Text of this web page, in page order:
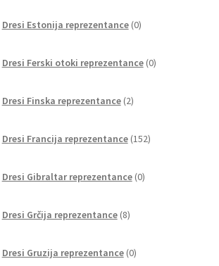
Dresi Estonija reprezentance 0izdelkov
Dresi Ferski otoki reprezentance 0izdelkov
Dresi Finska reprezentance 2izdelka
Dresi Francija reprezentance 152izdelkov
Dresi Gibraltar reprezentance 0izdelkov
Dresi Grčija reprezentance 8izdelkov
Dresi Gruzija reprezentance 0izdelkov